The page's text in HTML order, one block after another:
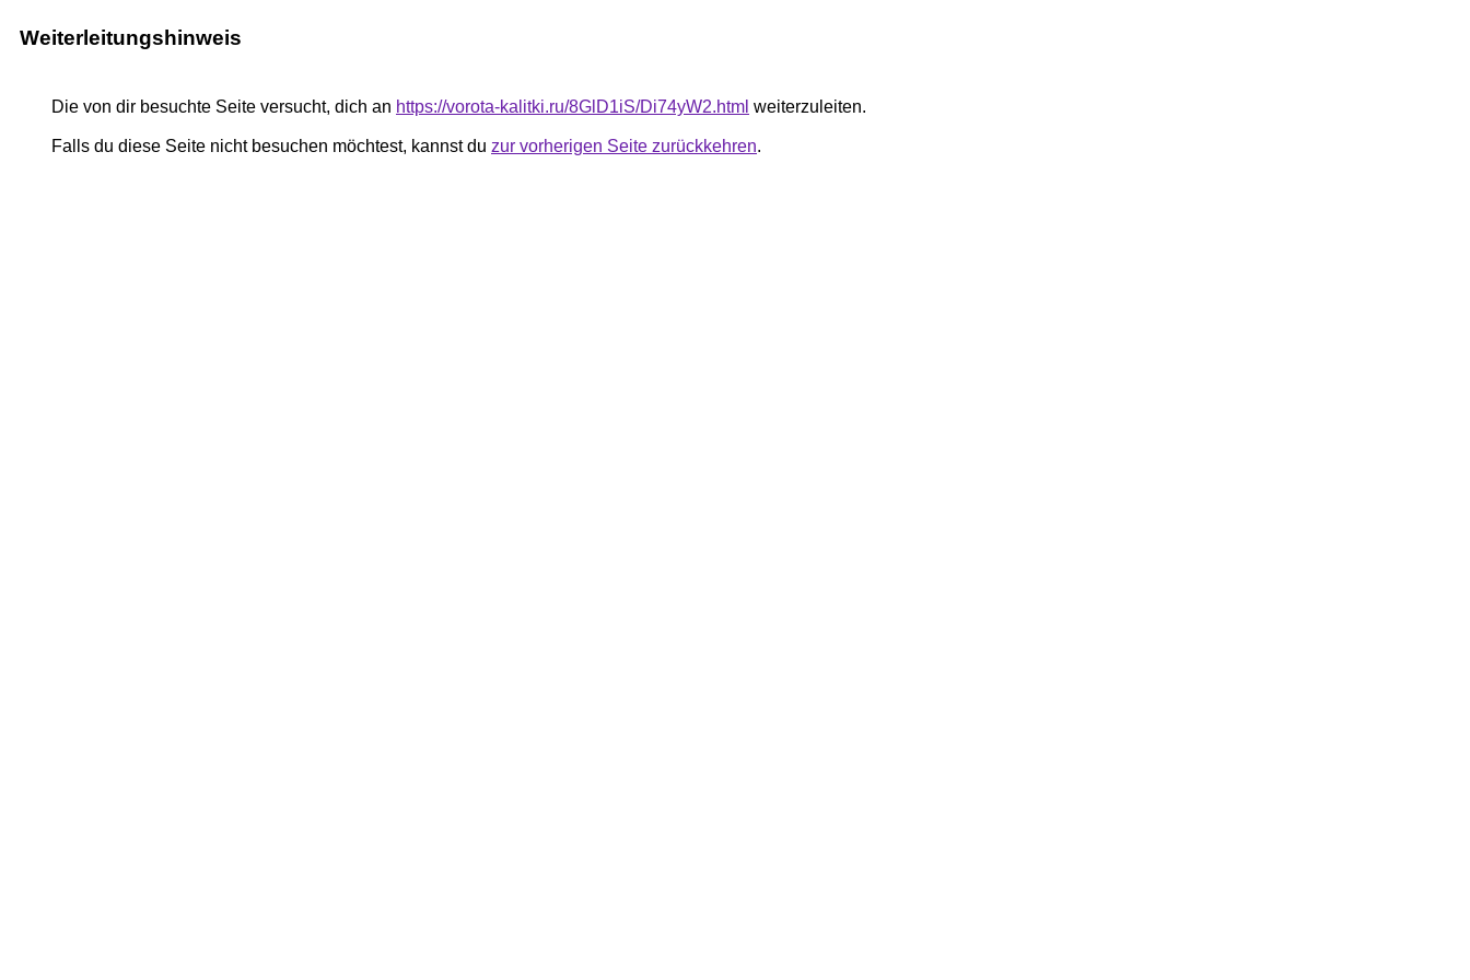
Weiterleitungshinweis
Die von dir besuchte Seite versucht, dich an https://vorota-kalitki.ru/8GlD1iS/Di74yW2.html weiterzuleiten.
Falls du diese Seite nicht besuchen möchtest, kannst du zur vorherigen Seite zurückkehren.